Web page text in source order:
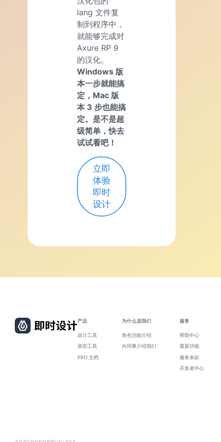
lang 文件复
制到程序中，
就能够完成对
Axure RP 9
的汉化。
Windows 版
本一步就能搞
定，Mac 版
本 3 步也能搞
定。是不是超
级简单，快去
试试看吧！
立即
体验
即时
设计
产品
设计工具
原型工具
PRD 文档
为什么选我们
角色功能介绍
向同事介绍我们
服务
帮助中心
最新功能
服务条款
开发者中心